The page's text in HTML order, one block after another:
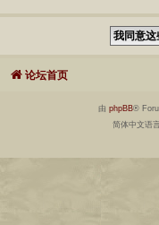
论坛首页
由 phpBB®
简体中文语